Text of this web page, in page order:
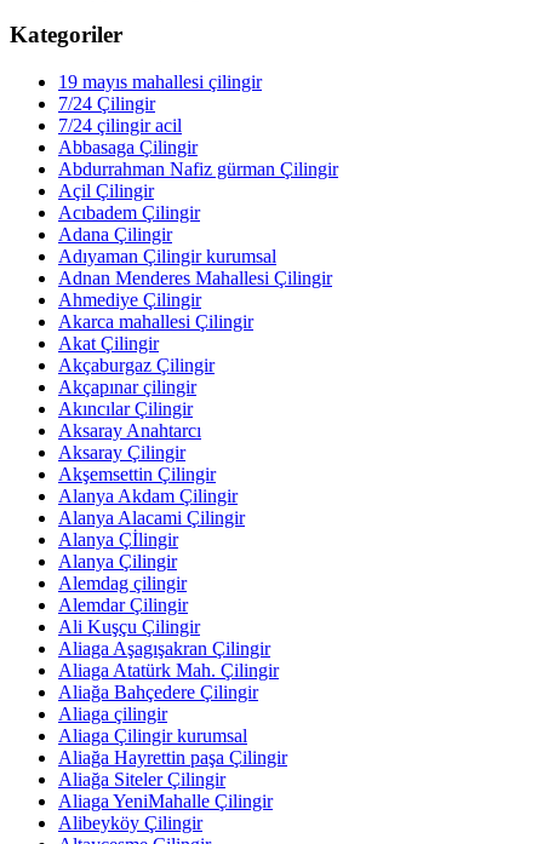
Kategoriler
19 mayıs mahallesi çilingir
7/24 Çilingir
7/24 çilingir acil
Abbasaga Çilingir
Abdurrahman Nafiz gürman Çilingir
Açil Çilingir
Acıbadem Çilingir
Adana Çilingir
Adıyaman Çilingir kurumsal
Adnan Menderes Mahallesi Çilingir
Ahmediye Çilingir
Akarca mahallesi Çilingir
Akat Çilingir
Akçaburgaz Çilingir
Akçapınar çilingir
Akıncılar Çilingir
Aksaray Anahtarcı
Aksaray Çilingir
Akşemsettin Çilingir
Alanya Akdam Çilingir
Alanya Alacami Çilingir
Alanya Çİlingir
Alanya Çilingir
Alemdag çilingir
Alemdar Çilingir
Ali Kuşçu Çilingir
Aliaga Aşagışakran Çilingir
Aliaga Atatürk Mah. Çilingir
Aliağa Bahçedere Çilingir
Aliaga çilingir
Aliaga Çilingir kurumsal
Aliağa Hayrettin paşa Çilingir
Aliağa Siteler Çilingir
Aliaga YeniMahalle Çilingir
Alibeyköy Çilingir